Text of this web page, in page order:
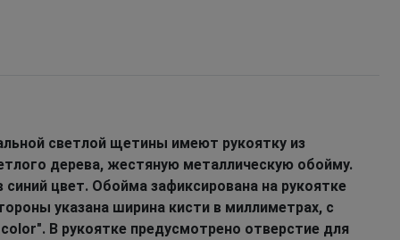
светлой щетины имеют рукоятку из
дерева, жестяную металлическую обойму.
цвет. Обойма зафиксирована на рукоятке
указана ширина кисти в миллиметрах, с
В рукоятке предусмотрено отверстие для